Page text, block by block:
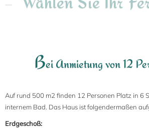
Bei Anmietung von 12
Auf rund 500 m2 finden 12 Personen Platz in 6
internem Bad. Das Haus ist folgendermaßen
Erdgeschoß: